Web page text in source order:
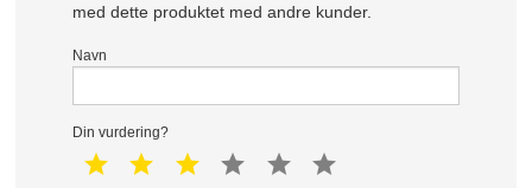
med dette produktet med andre kunder.
Navn
Din vurdering?
1 star 2 star 3 star 4 star 5 star